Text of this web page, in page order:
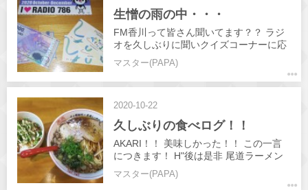
生憎の雨の中・・・
FM香川って皆さん聞いてます？？ ラジ
オを久しぶりに聞いクイズコーナーに応
募！ MCの方のクイズに答え正解した結
果・・・ 写真の通りです！✌️ たまには良
い事も有りますね☺️👍️ 今日も元気に営業
マスター(PAPA)
2020-10-22
久しぶりの食べログ！！
AKARI！！ 美味しかった！！ この一言
につきます！ H"後は是非 尾道ラーメン
マスター(PAPA)